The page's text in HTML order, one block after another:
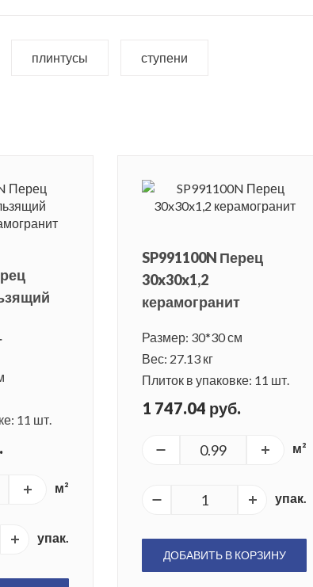
плинтусы ступени
11 шт.
м²
упак.
SP991100N Перец
30x30x1,2
керамогранит
Размер: 30*30 см
Вес: 27.13 кг
Плиток в упаковке: 11 шт.
1 747.04 руб.
м²
упак.
ДОБАВИТЬ В КОРЗИНУ